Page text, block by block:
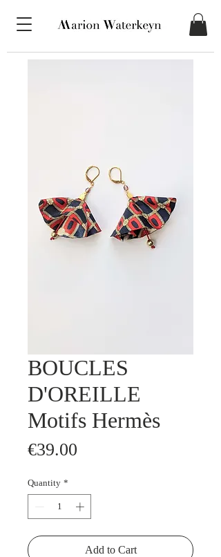
BOUCLES
D'OREILLE
Motifs Hermès
€39.00
Quantity *
Add to Cart